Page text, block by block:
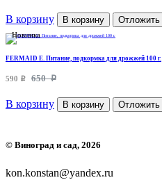
В корзину В корзину Отложить
Новинка
FERMAID E. Питание, подкормка для дрожжей 100 г.
590 p 650 p
В корзину В корзину Отложить
© Виноград и сад, 2026
kon.konstan@yandex.ru